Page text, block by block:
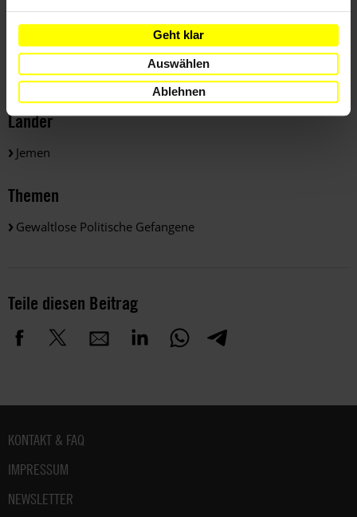
Geht klar
Auswählen
Ablehnen
Weitere Informationen
Länder
Jemen
Themen
Gewaltlose Politische Gefangene
Teile diesen Beitrag
Fußbereich
KONTAKT & FAQ
IMPRESSUM
NEWSLETTER